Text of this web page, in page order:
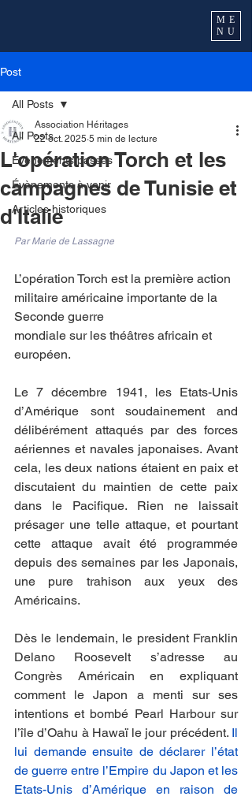
ME
NU
Post
All Posts
Évènements passés
Évènements à venir
Articles historiques
All Posts
L'opération Torch et les
campagnes de Tunisie et
d'Italie
Association Héritages
22 oct. 2025 5 min de lecture
Par Marie de Lassagne
L’opération Torch est la première action
militaire américaine importante de la
Seconde guerre
mondiale sur les théâtres africain et
européen.
Le 7 décembre 1941, les Etats-Unis
d’Amérique sont soudainement and
délibérément attaqués par des forces
aériennes et navales japonaises. Avant
cela, les deux nations étaient en paix et
discutaient du maintien de cette paix
dans le Pacifique. Rien ne laissait
présager une telle attaque, et pourtant
cette attaque avait été programmée
depuis des semaines par les Japonais,
une pure trahison aux yeux des
Américains.
Dès le lendemain, le president Franklin
Delano Roosevelt s’adresse au
Congrès Américain en expliquant
comment le Japon a menti sur ses
intentions et bombé Pearl Harbour sur
l’île d’Oahu à Hawaï le jour précédent. Il
lui demande ensuite de déclarer l’état
de guerre entre l’Empire du Japon et les
Etats-Unis d’Amérique en raison de